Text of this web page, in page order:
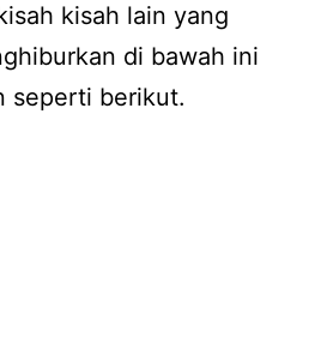
kisah lain yang
di bawah ini
seperti berikut.